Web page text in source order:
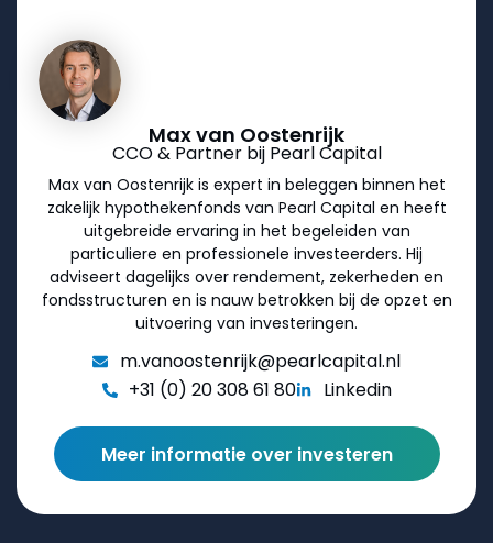
Max van Oostenrijk
CCO & Partner bij Pearl Capital
Max van Oostenrijk is expert in beleggen binnen het
zakelijk hypothekenfonds van Pearl Capital en heeft
uitgebreide ervaring in het begeleiden van
particuliere en professionele investeerders. Hij
adviseert dagelijks over rendement, zekerheden en
fondsstructuren en is nauw betrokken bij de opzet en
uitvoering van investeringen.
m.vanoostenrijk@pearlcapital.nl
+31 (0) 20 308 61 80
Linkedin
Meer informatie over investeren